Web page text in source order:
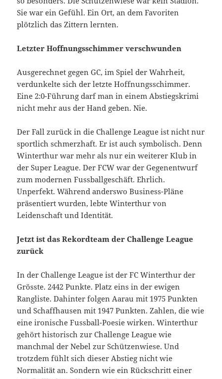
Sie war ein Gefühl. Ein Ort, an dem Favoriten
plötzlich das Zittern lernten.
Letzter Hoffnungsschimmer verschwunden
Ausgerechnet gegen GC, im Spiel der Wahrheit,
verdunkelte sich der letzte Hoffnungsschimmer.
Eine 2:0-Führung darf man in einem Abstiegskrimi
nicht mehr aus der Hand geben. Nie.
Der Fall zurück in die Challenge League ist nicht nur
sportlich schmerzhaft. Er ist auch symbolisch. Denn
Winterthur war mehr als nur ein weiterer Klub in
der Super League. Der FCW war der Gegenentwurf
zum modernen Fussballgeschäft. Ehrlich.
Unperfekt. Während anderswo Business-Pläne
präsentiert wurden, lebte Winterthur von
Leidenschaft und Identität.
Jetzt ist das Rekordteam der Challenge League
zurück
In der Challenge League ist der FC Winterthur der
Grösste. 2442 Punkte. Platz eins in der ewigen
Rangliste. Dahinter folgen Aarau mit 1975 Punkten
und Schaffhausen mit 1947 Punkten. Zahlen, die wie
eine ironische Fussball-Poesie wirken. Winterthur
gehört historisch zur Challenge League wie
manchmal der Nebel zur Schützenwiese. Und
trotzdem fühlt sich dieser Abstieg nicht wie
Normalität an. Sondern wie ein Rückschritt einer